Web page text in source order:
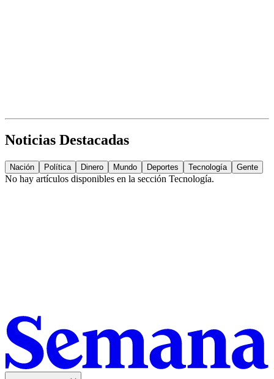
Noticias Destacadas
Nación Política Dinero Mundo Deportes Tecnología Gente
No hay artículos disponibles en la sección Tecnología.